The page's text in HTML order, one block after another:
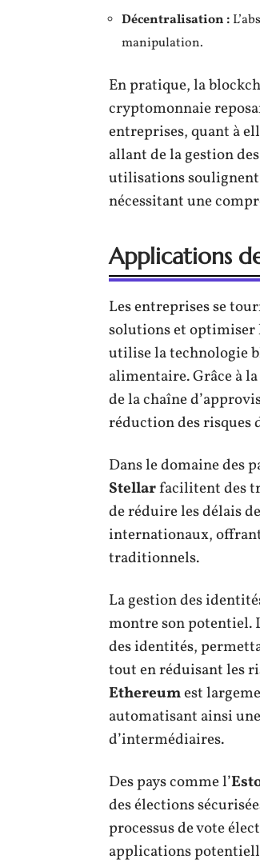
Décentralisation :
manipulation.
En pratique, la
cryptomonnaie
entreprises, quant à
allant de la gestion
utilisations
nécessitant une
Applications
Les entreprises se
solutions et optimiser
utilise la technologie
alimentaire. Grâce à
de la chaîne
réduction des risques
Dans le domaine des
Stellarfacilitent des
de réduire les délais
internationaux,
traditionnels.
La gestion des
montre son potentiel.
des identités,
tout en réduisant les
Ethereumest
automatisant ainsi
d’intermédiaires.
Des pays comme l’
des élections
processus de vote
applications